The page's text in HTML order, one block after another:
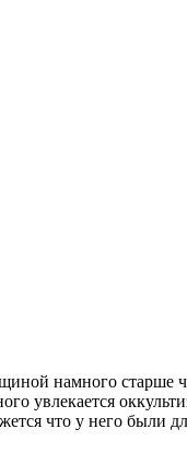
намного старше
увлекается
что у него были